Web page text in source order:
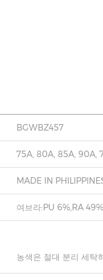
BGWBZ457
75A, 80A, 85A, 90A,
MADE IN
여브라:PU 6%,RA
농색은 절대 분리 세탁